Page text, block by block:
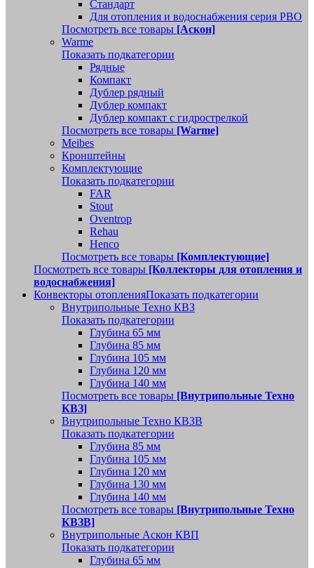
Стандарт
Для отопления и водоснабжения серия РВО
Посмотреть все товары [Аскон]
Warme
Показать подкатегории
Рядные
Компакт
Дублер рядный
Дублер компакт
Дублер компакт с гидрострелкой
Посмотреть все товары [Warme]
Meibes
Кронштейны
Комплектующие
Показать подкатегории
FAR
Stout
Oventrop
Rehau
Henco
Посмотреть все товары [Комплектующие]
Посмотреть все товары [Коллекторы для отопления и
водоснабжения]
Конвекторы отопленияПоказать подкатегории
Внутрипольные Техно КВЗ
Показать подкатегории
Глубина 65 мм
Глубина 85 мм
Глубина 105 мм
Глубина 120 мм
Глубина 140 мм
Посмотреть все товары [Внутрипольные Техно
КВЗ]
Внутрипольные Техно КВЗВ
Показать подкатегории
Глубина 85 мм
Глубина 105 мм
Глубина 120 мм
Глубина 130 мм
Глубина 140 мм
Посмотреть все товары [Внутрипольные Техно
КВЗВ]
Внутрипольные Аскон КВП
Показать подкатегории
Глубина 65 мм